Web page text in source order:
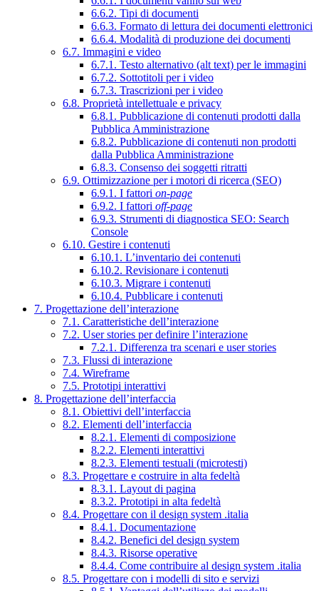
6.6.2. Tipi di documenti
6.6.3. Formato di lettura dei documenti elettronici
6.6.4. Modalità di produzione dei documenti
6.7. Immagini e video
6.7.1. Testo alternativo (alt text) per le immagini
6.7.2. Sottotitoli per i video
6.7.3. Trascrizioni per i video
6.8. Proprietà intellettuale e privacy
6.8.1. Pubblicazione di contenuti prodotti dalla
Pubblica Amministrazione
6.8.2. Pubblicazione di contenuti non prodotti
dalla Pubblica Amministrazione
6.8.3. Consenso dei soggetti ritratti
6.9. Ottimizzazione per i motori di ricerca (SEO)
6.9.1. I fattori on-page
6.9.2. I fattori off-page
6.9.3. Strumenti di diagnostica SEO: Search
Console
6.10. Gestire i contenuti
6.10.1. L’inventario dei contenuti
6.10.2. Revisionare i contenuti
6.10.3. Migrare i contenuti
6.10.4. Pubblicare i contenuti
7. Progettazione dell’interazione
7.1. Caratteristiche dell’interazione
7.2. User stories per definire l’interazione
7.2.1. Differenza tra scenari e user stories
7.3. Flussi di interazione
7.4. Wireframe
7.5. Prototipi interattivi
8. Progettazione dell’interfaccia
8.1. Obiettivi dell’interfaccia
8.2. Elementi dell’interfaccia
8.2.1. Elementi di composizione
8.2.2. Elementi interattivi
8.2.3. Elementi testuali (microtesti)
8.3. Progettare e costruire in alta fedeltà
8.3.1. Layout di pagina
8.3.2. Prototipi in alta fedeltà
8.4. Progettare con il design system .italia
8.4.1. Documentazione
8.4.2. Benefici del design system
8.4.3. Risorse operative
8.4.4. Come contribuire al design system .italia
8.5. Progettare con i modelli di sito e servizi